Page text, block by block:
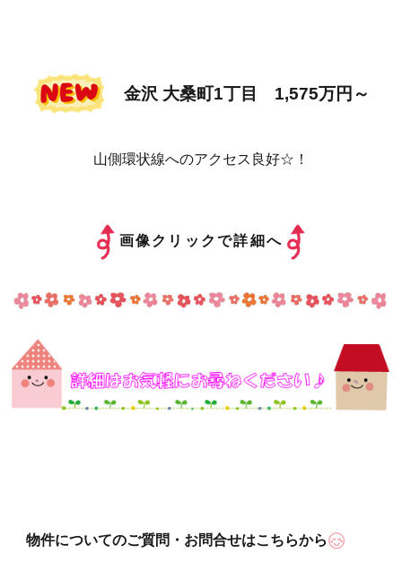
金沢 大桑町1丁目 1,575万円～
山側環状線へのアクセス良好☆！
画像クリックで詳細へ
物件についてのご質問・お問合せはこちらから